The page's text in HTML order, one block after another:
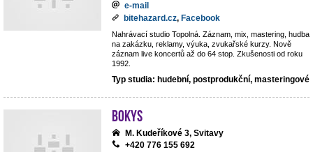
e-mail
bitehazard.cz, Facebook
Nahrávací studio Topolná. Záznam, mix, mastering, hudba
na zakázku, reklamy, výuka, zvukařské kurzy. Nově
záznam live koncertů až do 64 stop. Zkušenosti od roku
1992.
Typ studia: hudební, postprodukční, masteringové
BoKys
M. Kudeříkové 3, Svitavy
+420 776 155 692